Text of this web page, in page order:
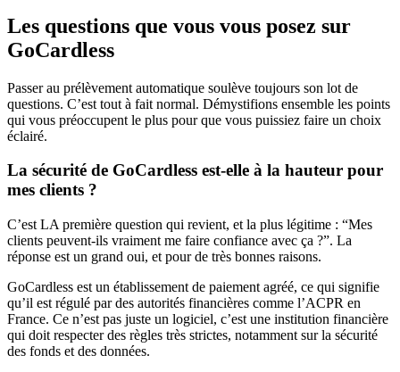
Les questions que vous vous posez sur
GoCardless
Passer au prélèvement automatique soulève toujours son lot de
questions. C’est tout à fait normal. Démystifions ensemble les points
qui vous préoccupent le plus pour que vous puissiez faire un choix
éclairé.
La sécurité de GoCardless est-elle à la hauteur pour
mes clients ?
C’est LA première question qui revient, et la plus légitime : “Mes
clients peuvent-ils vraiment me faire confiance avec ça ?”. La
réponse est un grand oui, et pour de très bonnes raisons.
GoCardless est un établissement de paiement agréé, ce qui signifie
qu’il est régulé par des autorités financières comme l’ACPR en
France. Ce n’est pas juste un logiciel, c’est une institution financière
qui doit respecter des règles très strictes, notamment sur la sécurité
des fonds et des données.